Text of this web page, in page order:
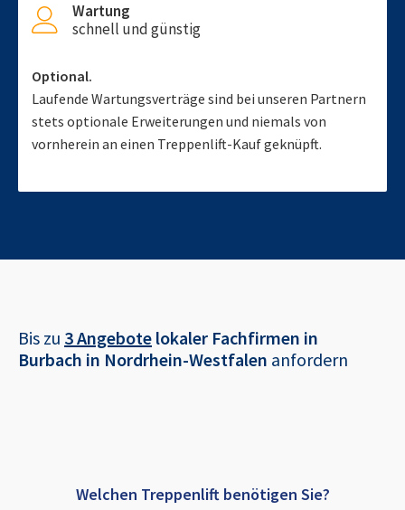
Wartung
schnell und günstig
Optional.
Laufende Wartungsverträge sind bei unseren Partnern
stets optionale Erweiterungen und niemals von
vornherein an einen Treppenlift-Kauf geknüpft.
Bis zu 3 Angebote lokaler Fachfirmen in
Burbach in Nordrhein-Westfalen anfordern
Welchen Treppenlift benötigen Sie?